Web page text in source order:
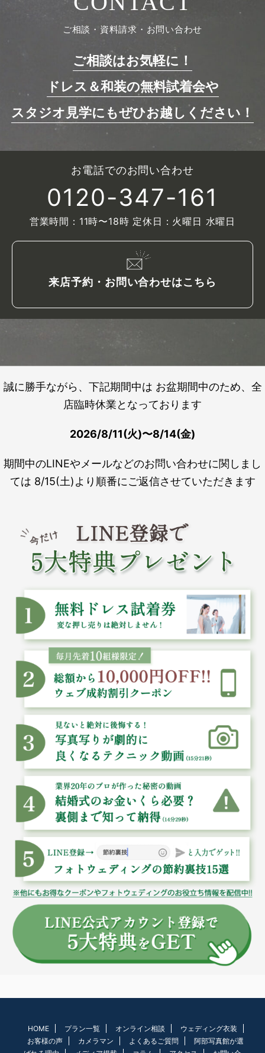
ご相談・資料請求・お問い合わせ
ご相談はお気軽に！
ドレス＆和装の無料試着会や
スタジオ見学にもぜひお越しください！
お電話でのお問い合わせ
0120-347-161
営業時間：11時〜18時 定休日：火曜日 水曜日
来店予約・お問い合わせはこちら
誠に勝手ながら、下記期間中は お盆期間中のため、全
店臨時休業となっております
2026/8/11(火)〜8/14(金)
期間中のLINEやメールなどのお問い合わせに関しまし
ては 8/15(土)より順番にご返信させていただきます
HOME プラン一覧 オンライン相談
ウェディング衣装
お客様の声
カメラマン よくあるご質問
阿部写真館が選